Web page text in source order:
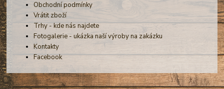
Obchodní podmínky
Vrátit zboží
Trhy - kde nás najdete
Fotogalerie - ukázka naší výroby na zakázku
Kontakty
Facebook